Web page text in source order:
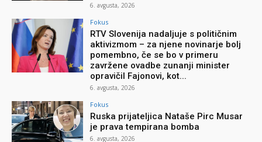
6. avgusta, 2026
Fokus
RTV Slovenija nadaljuje s političnim
aktivizmom – za njene novinarje bolj
pomembno, če se bo v primeru
zavržene ovadbe zunanji minister
opravičil Fajonovi, kot...
6. avgusta, 2026
Fokus
Ruska prijateljica Nataše Pirc Musar
je prava tempirana bomba
6. avgusta, 2026